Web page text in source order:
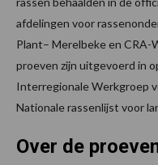
afdelingen voor
Plant– Merelbeke en CRA-
proeven zijn uitgevoerd in
Interregionale Werkgroep
Nationale rassenlijst voor
Over de